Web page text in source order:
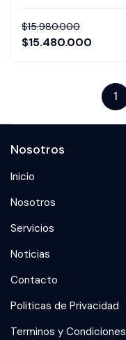
$15.980.000
$15.480.000
1
Nosotros
Inicio
Nosotros
Servicios
Noticias
Contacto
Politicas de Privacidad
Terminos y Condiciones